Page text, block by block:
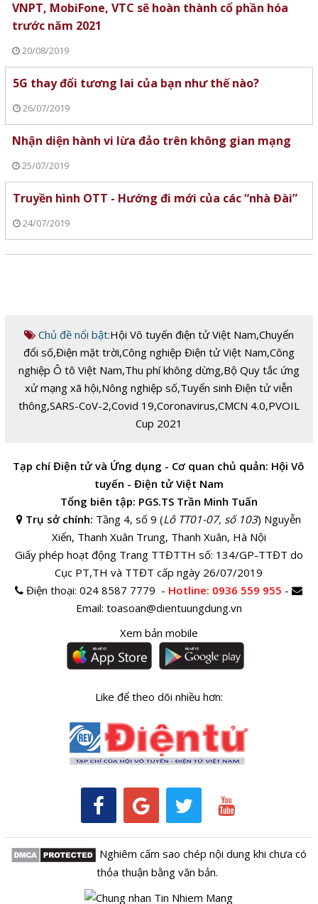
VNPT, MobiFone, VTC sẽ hoàn thành cổ phần hóa
trước năm 2021
20/08/2019
5G thay đổi tương lai của bạn như thế nào?
26/07/2019
Nhận diện hành vi lừa đảo trên không gian mạng
25/07/2019
Truyền hình OTT - Hướng đi mới của các “nhà Đài”
24/07/2019
Chủ đề nổi bật:Hội Vô tuyến điện tử Việt Nam,Chuyển
đổi số,Điện mặt trời,Công nghiệp Điện tử Việt Nam,Công
nghiệp Ô tô Việt Nam,Thu phí không dừng,Bộ Quy tắc ứng
xử mạng xã hội,Nông nghiệp số,Tuyển sinh Điện tử viễn
thông,SARS-CoV-2,Covid 19,Coronavirus,CMCN 4.0,PVOIL
Cup 2021
Tạp chí Điện tử và Ứng dụng - Cơ quan chủ quản: Hội Vô
tuyến - Điện tử Việt Nam
Tổng biên tập: PGS.TS Trần Minh Tuấn
Trụ sở chính: Tầng 4, số 9 (Lô TT01-07, số 103) Nguyễn
Xiển, Thanh Xuân Trung, Thanh Xuân, Hà Nội
Giấy phép hoạt động Trang TTĐTTH số: 134/GP-TTĐT do
Cục PT,TH và TTĐT cấp ngày 26/07/2019
Điện thoại:024 8587 7779 - Hotline: 0936 559 955 -
Email: toasoan@dientuungdung.vn
Xem bản mobile
Like để theo dõi nhiều hơn:
Nghiêm cấm sao chép nội dung khi chưa có
thỏa thuận bằng văn bản.